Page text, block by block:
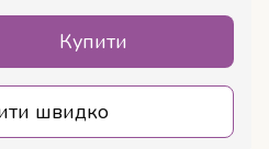
Купити
швидко